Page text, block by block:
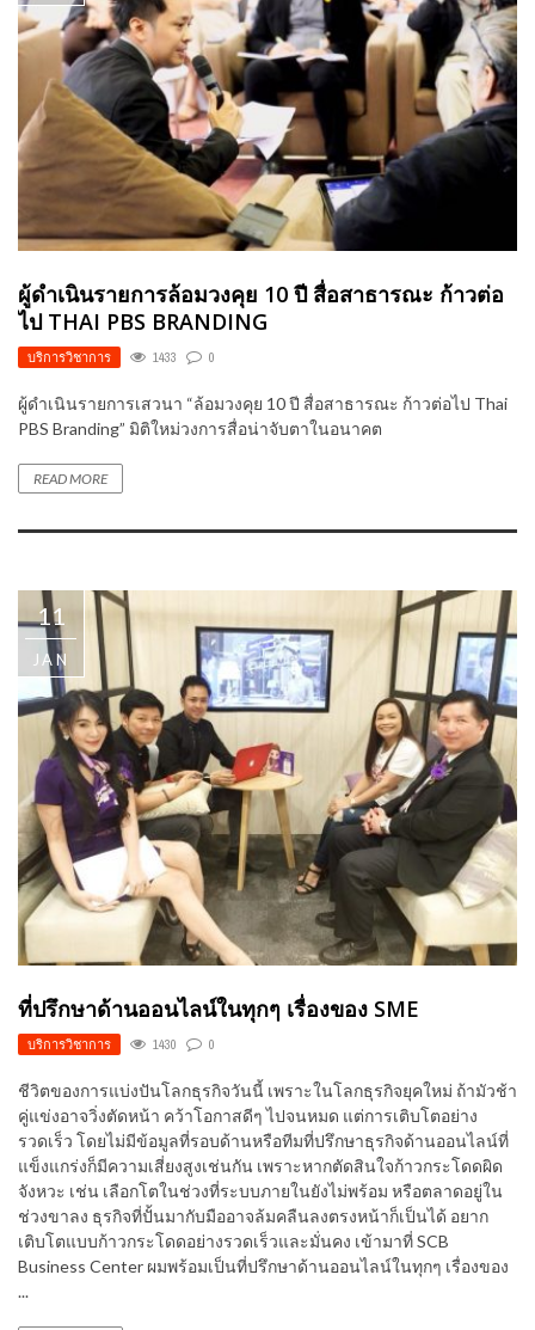
ผู้ดำเนินรายการล้อมวงคุย 10 ปี สื่อสาธารณะ ก้าวต่อ
ไป THAI PBS BRANDING
บริการวิชาการ 1433 0
ผู้ดำเนินรายการเสวนา “ล้อมวงคุย 10 ปี สื่อสาธารณะ ก้าวต่อไป Thai
PBS Branding” มิติใหม่วงการสื่อน่าจับตาในอนาคต
READ MORE
11
JAN
ที่ปรึกษาด้านออนไลน์ในทุกๆ เรื่องของ SME
บริการวิชาการ 1430 0
ชีวิตของการแบ่งปันโลกธุรกิจวันนี้ เพราะในโลกธุรกิจยุคใหม่ ถ้ามัวช้า
คู่แข่งอาจวิ่งตัดหน้า คว้าโอกาสดีๆ ไปจนหมด แต่การเติบโตอย่าง
รวดเร็ว โดยไม่มีข้อมูลที่รอบด้านหรือทีมที่ปรึกษาธุรกิจด้านออนไลน์ที่
แข็งแกร่งก็มีความเสี่ยงสูงเช่นกัน เพราะหากตัดสินใจก้าวกระโดดผิด
จังหวะ เช่น เลือกโตในช่วงที่ระบบภายในยังไม่พร้อม หรือตลาดอยู่ใน
ช่วงขาลง ธุรกิจที่ปั้นมากับมืออาจล้มคลืนลงตรงหน้าก็เป็นได้ อยาก
เติบโตแบบก้าวกระโดดอย่างรวดเร็วและมั่นคง เข้ามาที่ SCB
Business Center ผมพร้อมเป็นที่ปรึกษาด้านออนไลน์ในทุกๆ เรื่องของ
...